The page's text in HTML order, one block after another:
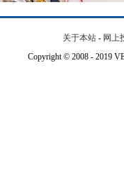
关于本站 - 网上
Copyright © 2008 - 2019